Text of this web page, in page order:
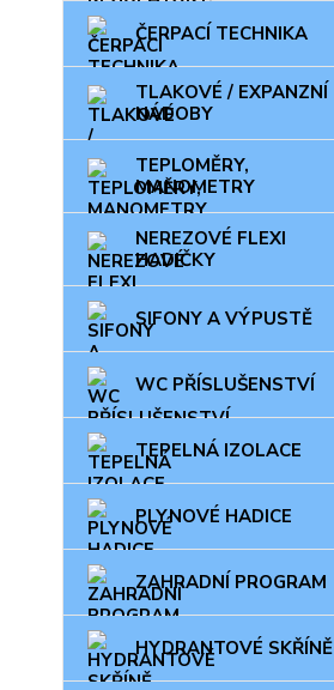
ČERPACÍ TECHNIKA
TLAKOVÉ / EXPANZNÍ
NÁDOBY
TEPLOMĚRY,
MANOMETRY
NEREZOVÉ FLEXI
HADIČKY
SIFONY A VÝPUSTĚ
WC PŘÍSLUŠENSTVÍ
TEPELNÁ IZOLACE
PLYNOVÉ HADICE
ZAHRADNÍ PROGRAM
HYDRANTOVÉ SKŘÍNĚ